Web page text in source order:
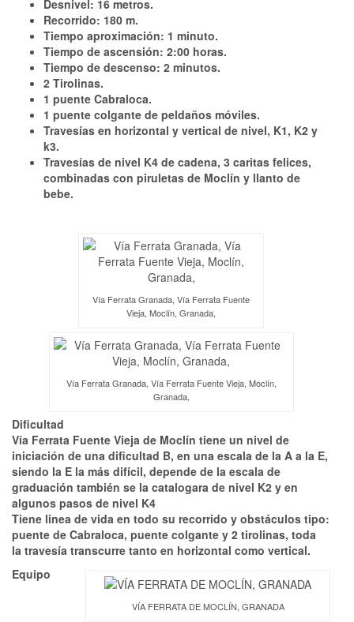
Desnivel: 16 metros.
Recorrido: 180 m.
Tiempo aproximación: 1 minuto.
Tiempo de ascensión: 2:00 horas.
Tiempo de descenso: 2 minutos.
2 Tirolinas.
1 puente Cabraloca.
1 puente colgante de peldaños móviles.
Travesías en horizontal y vertical de nivel, K1, K2 y
k3.
Travesías de nivel K4 de cadena, 3 caritas felices,
combinadas con piruletas de Moclín y llanto de
bebe.
Vía Ferrata Granada, Vía Ferrata Fuente
Vieja, Moclín, Granada,
Vía Ferrata Granada, Vía Ferrata Fuente Vieja, Moclín,
Granada,
Dificultad
Vía Ferrata Fuente Vieja de Moclín tiene un nivel de
iniciación de una dificultad B, en una escala de la A a la E,
siendo la E la más difícil, depende de la escala de
graduación también se la catalogara de nivel K2 y en
algunos pasos de nivel K4
Tiene linea de vida en todo su recorrido y obstáculos tipo:
puente de Cabraloca, puente colgante y 2 tirolinas, toda
la travesía transcurre tanto en horizontal como vertical.
VÍA FERRATA DE MOCLÍN, GRANADA
Equipo